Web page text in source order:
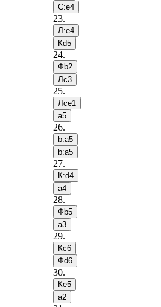
С:e4
23.
Л:e4
Кd5
24.
Фb2
Лc3
25.
Лce1
a5
26.
b:a5
b:a5
27.
К:d4
a4
28.
Фb5
a3
29.
Кc6
Фd6
30.
Кe5
a2